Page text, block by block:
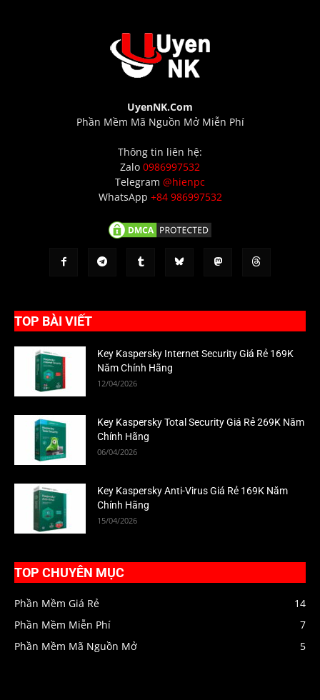
UyenNK.Com
Phần Mềm Mã Nguồn Mở Miễn Phí
Thông tin liên hệ:
Zalo 0986997532
Telegram @hienpc
WhatsApp +84 986997532
TOP BÀI VIẾT
Key Kaspersky Internet Security Giá Rẻ 169K
Năm Chính Hãng
12/04/2026
Key Kaspersky Total Security Giá Rẻ 269K Năm
Chính Hãng
06/04/2026
Key Kaspersky Anti-Virus Giá Rẻ 169K Năm
Chính Hãng
15/04/2026
TOP CHUYÊN MỤC
Phần Mềm Giá Rẻ
14
Phần Mềm Miễn Phí
7
Phần Mềm Mã Nguồn Mở
5